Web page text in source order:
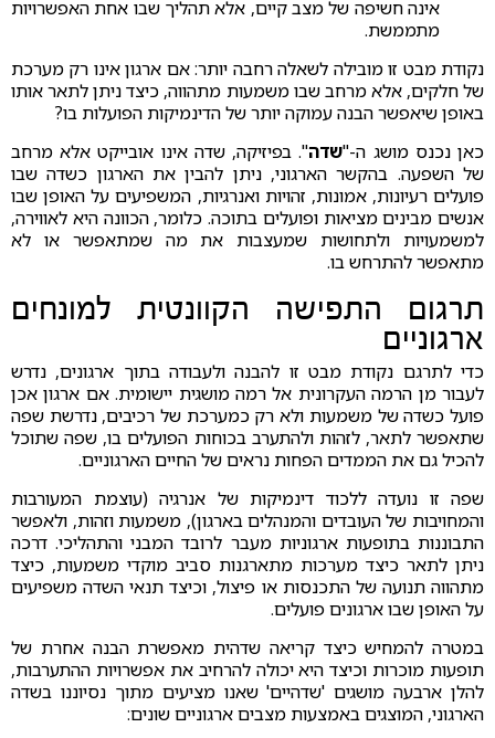
אינה חשיפה של מצב קיים, אלא תהליך שבו אחת האפשרויות
מתממשת.
נקודת מבט זו מובילה לשאלה רחבה יותר: אם ארגון אינו רק מערכת
של חלקים, אלא מרחב שבו משמעות מתהווה, כיצד ניתן לתאר אותו
באופן שיאפשר הבנה עמוקה יותר של הדינמיקות הפועלות בו?
כאן נכנס מושג ה-"שדה". בפיזיקה, שדה אינו אובייקט אלא מרחב
של השפעה. בהקשר הארגוני, ניתן להבין את הארגון כשדה שבו
פועלים רעיונות, אמונות, זהויות ואנרגיות, המשפיעים על האופן שבו
אנשים מבינים מציאות ופועלים בתוכה. כלומר, הכוונה היא לאווירה,
למשמעויות ולתחושות שמעצבות את מה שמתאפשר או לא
מתאפשר להתרחש בו.
תרגום התפישה הקוונטית למונחים
ארגוניים
כדי לתרגם נקודת מבט זו להבנה ולעבודה בתוך ארגונים, נדרש
לעבור מן הרמה העקרונית אל רמה מושגית יישומית. אם ארגון אכן
פועל כשדה של משמעות ולא רק כמערכת של רכיבים, נדרשת שפה
שתאפשר לתאר, לזהות ולהתערב בכוחות הפועלים בו, שפה שתוכל
להכיל גם את הממדים הפחות נראים של החיים הארגוניים.
שפה זו נועדה ללכוד דינמיקות של אנרגיה (עוצמת המעורבות
והמחויבות של העובדים והמנהלים בארגון), משמעות וזהות, ולאפשר
התבוננות בתופעות ארגוניות מעבר לרובד המבני והתהליכי. דרכה
ניתן לתאר כיצד מערכות מתארגנות סביב מוקדי משמעות, כיצד
מתהווה תנועה של התכנסות או פיצול, וכיצד תנאי השדה משפיעים
על האופן שבו ארגונים פועלים.
במטרה להמחיש כיצד קריאה שדהית מאפשרת הבנה אחרת של
תופעות מוכרות וכיצד היא יכולה להרחיב את אפשרויות ההתערבות,
להלן ארבעה מושגים 'שדהיים' שאנו מציעים מתוך נסיוננו בשדה
הארגוני, המוצגים באמצעות מצבים ארגוניים שונים: